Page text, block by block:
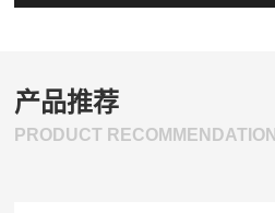
产品推荐
PRODUCT RECOMMENDATION